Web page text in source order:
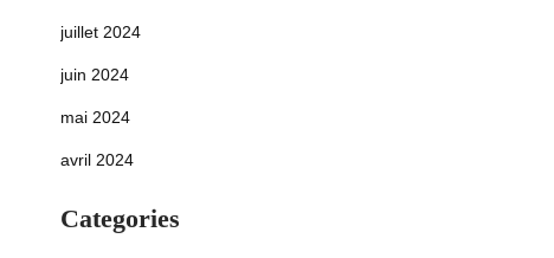
juillet 2024
juin 2024
mai 2024
avril 2024
Categories